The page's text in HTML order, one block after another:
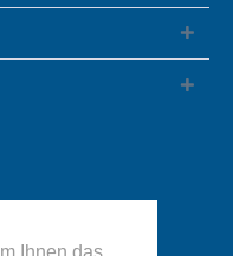
Ihnen das